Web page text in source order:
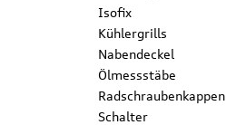
Isofix
Kühlergrills
Nabendeckel
Ölmessstäbe
Radschraubenkappen
Schalter